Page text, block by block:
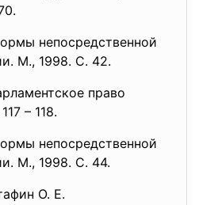
непосредственной
М., 1998. С. 42.
право
– 118.
непосредственной
М., 1998. С. 44.
О. Е.